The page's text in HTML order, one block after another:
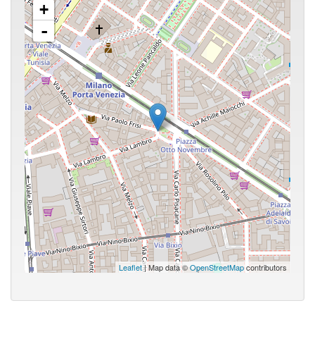
+
-
Leaflet| Map data ©OpenStreetMapcontributors